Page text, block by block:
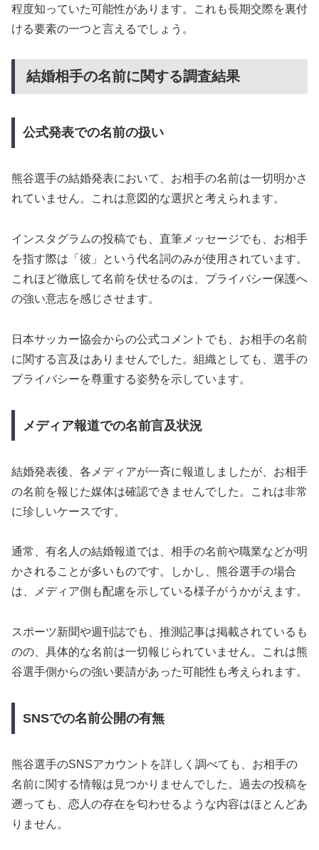
程度知っていた可能性があります。これも長期交際を裏付
ける要素の一つと言えるでしょう。
結婚相手の名前に関する調査結果
公式発表での名前の扱い
熊谷選手の結婚発表において、お相手の名前は一切明かさ
れていません。これは意図的な選択と考えられます。
インスタグラムの投稿でも、直筆メッセージでも、お相手
を指す際は「彼」という代名詞のみが使用されています。
これほど徹底して名前を伏せるのは、プライバシー保護へ
の強い意志を感じさせます。
日本サッカー協会からの公式コメントでも、お相手の名前
に関する言及はありませんでした。組織としても、選手の
プライバシーを尊重する姿勢を示しています。
メディア報道での名前言及状況
結婚発表後、各メディアが一斉に報道しましたが、お相手
の名前を報じた媒体は確認できませんでした。これは非常
に珍しいケースです。
通常、有名人の結婚報道では、相手の名前や職業などが明
かされることが多いものです。しかし、熊谷選手の場合
は、メディア側も配慮を示している様子がうかがえます。
スポーツ新聞や週刊誌でも、推測記事は掲載されているも
のの、具体的な名前は一切報じられていません。これは熊
谷選手側からの強い要請があった可能性も考えられます。
SNSでの名前公開の有無
熊谷選手のSNSアカウントを詳しく調べても、お相手の
名前に関する情報は見つかりませんでした。過去の投稿を
遡っても、恋人の存在を匂わせるような内容はほとんどあ
りません。